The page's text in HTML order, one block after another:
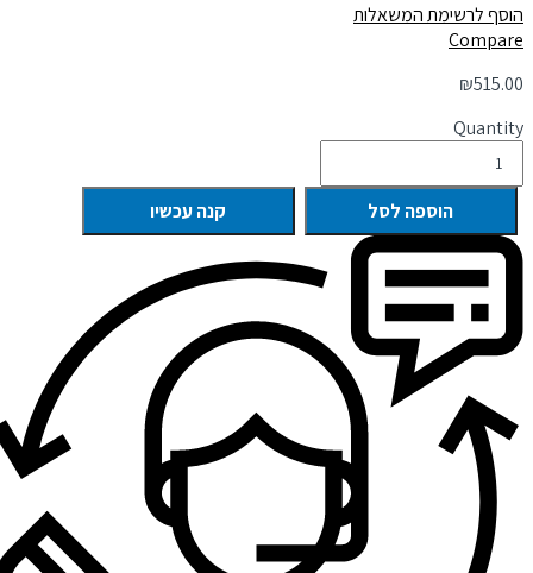
הוסף לרשימת המשאלות
Compare
₪515.00
Quantity
הוספה לסל קנה עכשיו